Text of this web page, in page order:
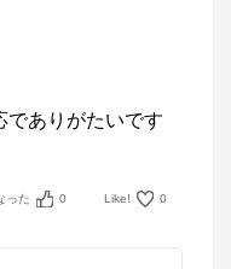
でありがたいです
った 0 Like! 0